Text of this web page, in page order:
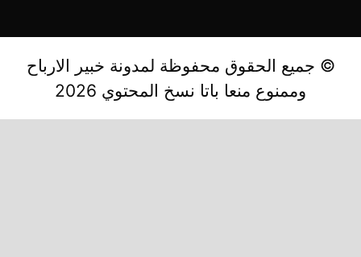
© جميع الحقوق محفوظة لمدونة خبير الارباح
وممنوع منعا باتا نسخ المحتوي 2026